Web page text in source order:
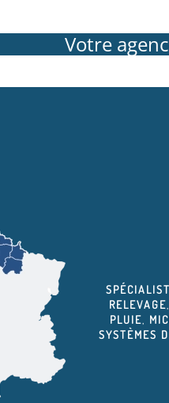
Votre
RELEVAGE,
PLUIE,
SYSTÈMES